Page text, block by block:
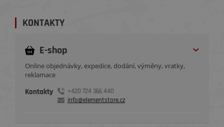
KONTAKTY
E-shop
Online objednávky, expedice, dodání, výměny, vratky,
reklamace
Kontakty
+420 724 366 440
info@elementstore.cz